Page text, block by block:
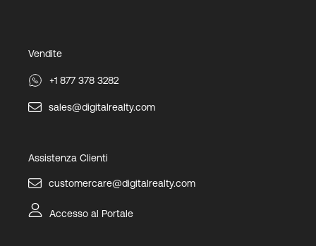
Vendite
+1 877 378 3282
sales@digitalrealty.com
Assistenza Clienti
customercare@digitalrealty.com
Accesso al Portale